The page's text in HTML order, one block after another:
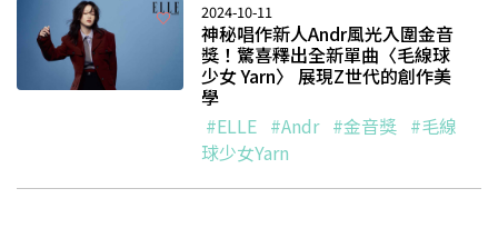
2024-10-11
神秘唱作新人Andr風光入圍金音
獎！驚喜釋出全新單曲〈毛線球
少女 Yarn〉 展現Z世代的創作美
學
#ELLE #Andr #金音獎 #毛線
球少女Yarn